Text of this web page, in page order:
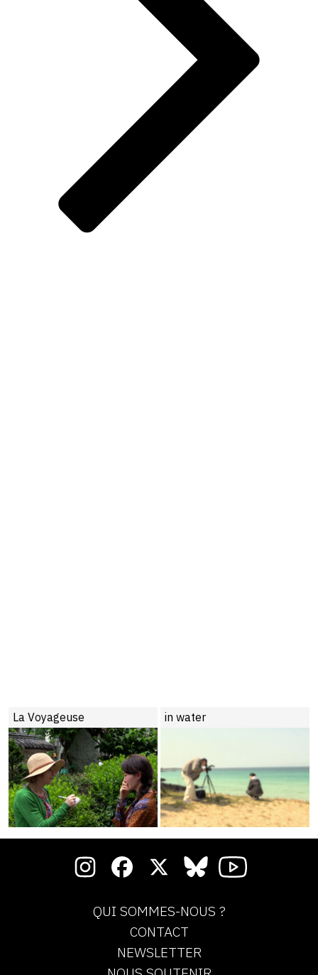
La Voyageuse in water
QUI SOMMES-NOUS ?
CONTACT
NEWSLETTER